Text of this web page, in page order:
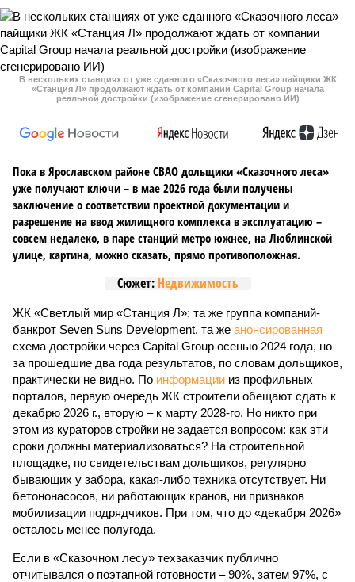
В нескольких станциях от уже сданного «Сказочного леса» пайщики ЖК
«Станция Л» продолжают ждать от компании Capital Group начала
реальной достройки (изображение сгенерировано ИИ)
Пока в Ярославском районе СВАО дольщики «Сказочного леса»
уже получают ключи – в мае 2026 года были получены
заключение о соответствии проектной документации и
разрешение на ввод жилищного комплекса в эксплуатацию –
совсем недалеко, в паре станций метро южнее, на Люблинской
улице, картина, можно сказать, прямо противоположная.
Сюжет: Недвижимость
ЖК «Светлый мир «Станция Л»: та же группа компаний-
банкрот Seven Suns Development, та же анонсированная
схема достройки через Capital Group осенью 2024 года, но
за прошедшие два года результатов, по словам дольщиков,
практически не видно. По информации из профильных
порталов, первую очередь ЖК строители обещают сдать к
декабрю 2026 г., вторую – к марту 2028-го. Но никто при
этом из кураторов стройки не задается вопросом: как эти
сроки должны материализоваться? На строительной
площадке, по свидетельствам дольщиков, регулярно
бывающих у забора, какая-либо техника отсутствует. Ни
бетононасосов, ни работающих кранов, ни признаков
мобилизации подрядчиков. При том, что до «декабря 2026»
осталось менее полугода.
Если в «Сказочном лесу» техзаказчик публично
отчитывался о поэтапной готовности – 90%, затем 97%, с